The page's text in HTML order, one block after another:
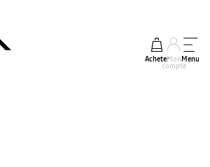
AcheterMon
compte
Menu